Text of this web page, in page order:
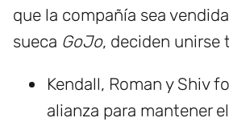
que la compañía sea
sueca GoJo, deciden unirse
Kendall, Roman y Shiv
alianza para mantener